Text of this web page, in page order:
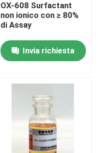
OX-608 Surfactant
non ionico con ≥ 80%
di Assay
Invia richiesta